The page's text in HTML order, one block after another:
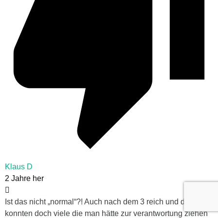
Klaus D
2 Jahre her
Ist das nicht „normal“?! Auch nach dem 3 reich und der DDR
konnten doch viele die man hätte zur verantwortung ziehen